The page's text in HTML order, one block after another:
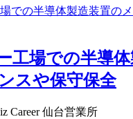
工場での半導
スや保守保全
Career 仙台営業所